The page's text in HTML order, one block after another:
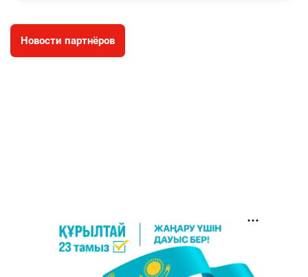
🇫🇷 Клуб ПСЖ объявил об открытии своей
футбольной академии в Астане
🐏 Скота больше, а мясо дороже. Почему в
Казахстане продолжают расти цены на
баранину и конину
Новости партнёров